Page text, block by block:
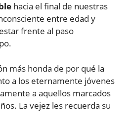
hacia el final de nuestras
entre edad y
frente al paso
más honda de por qué la
a los eternamente jóvenes
a aquellos marcados
La vejez les recuerda su